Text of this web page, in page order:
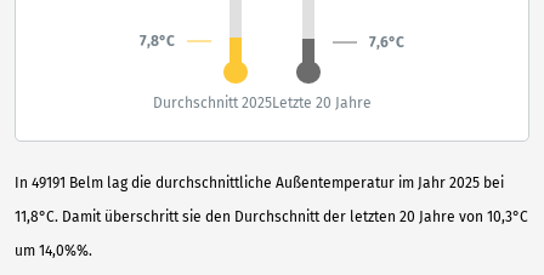
In 49191 Belm lag die durchschnittliche Außentemperatur im Jahr 2025 bei
11,8°C. Damit überschritt sie den Durchschnitt der letzten 20 Jahre von 10,3°C
um 14,0%%.
7,8°C 7,6°C
Durchschnitt 2025Letzte 20 Jahre